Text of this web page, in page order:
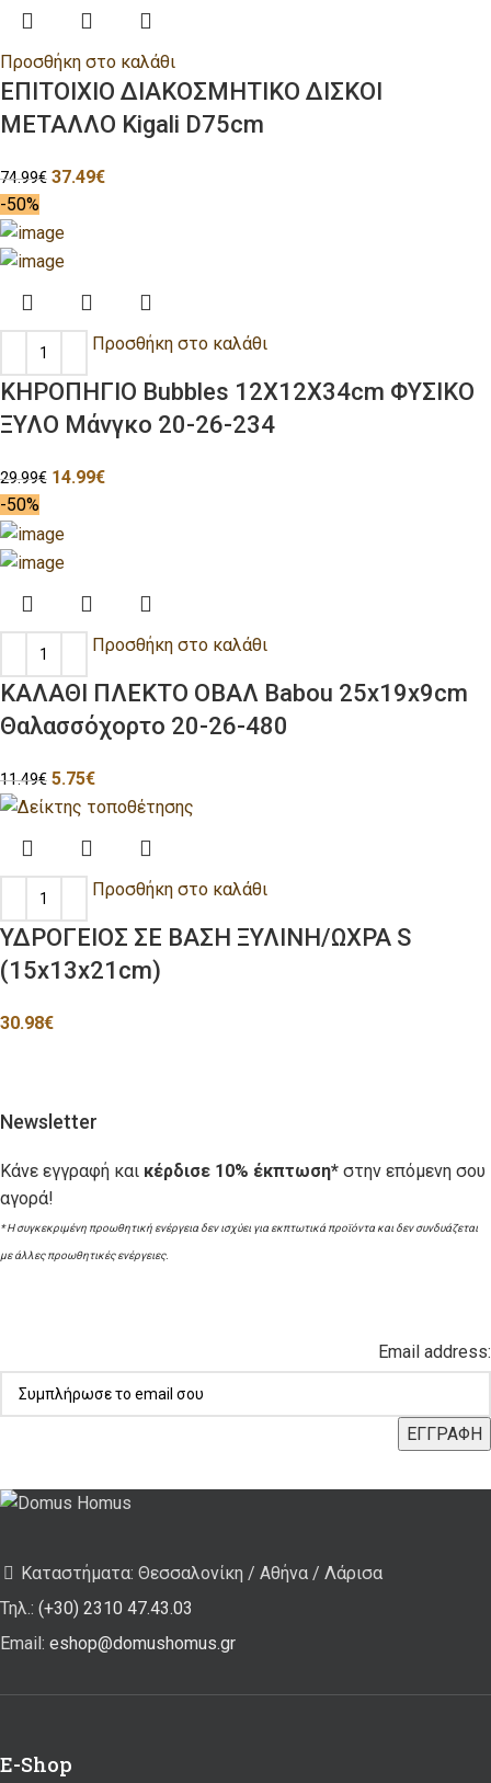
Προσθήκη στο καλάθι
ΕΠΙΤΟΙΧΙΟ ΔΙΑΚΟΣΜΗΤΙΚΟ ΔΙΣΚΟΙ
ΜΕΤΑΛΛΟ Kigali D75cm
74.99€ 37.49€
-50%
Προσθήκη στο καλάθι
ΚΗΡΟΠΗΓΙΟ Bubbles 12Χ12Χ34cm ΦΥΣΙΚΟ
ΞΥΛΟ Μάνγκο 20-26-234
29.99€ 14.99€
-50%
Προσθήκη στο καλάθι
ΚΑΛΑΘΙ ΠΛΕΚΤΟ ΟΒΑΛ Babou 25x19x9cm
Θαλασσόχορτο 20-26-480
11.49€ 5.75€
Προσθήκη στο καλάθι
ΥΔΡΟΓΕΙΟΣ ΣΕ ΒΑΣΗ ΞΥΛΙΝΗ/ΩΧΡΑ S
(15x13x21cm)
30.98€
Newsletter
Κάνε εγγραφή και κέρδισε 10% έκπτωση* στην επόμενη σου
αγορά!
* Η συγκεκριμένη προωθητική ενέργεια δεν ισχύει για εκπτωτικά προϊόντα και δεν συνδυάζεται
με άλλες προωθητικές ενέργειες.
Email address:
Καταστήματα: Θεσσαλονίκη / Αθήνα / Λάρισα
Τηλ.: (+30) 2310 47.43.03
Email: eshop@domushomus.gr
E-Shop